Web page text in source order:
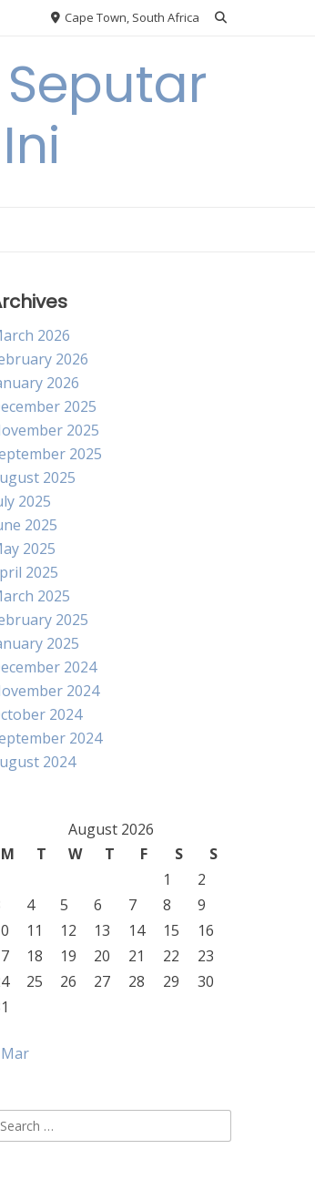
Cape Town, South Africa
Seputar
2026
2026
2026
2025
2025
2025
2025
2025
2025
2025
2025
2025
2025
2025
2024
2024
2024
2024
2024
August 2026
M
T W T F S
S
1
2
4 5 6 7 8
9
11 12 13 14 15
16
18 19 20 21 22
23
25 26 27 28 29
30
Search